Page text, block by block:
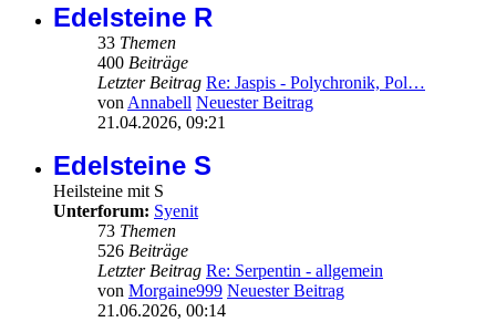
Edelsteine R
33 Themen
400 Beiträge
Letzter Beitrag Re: Jaspis - Polychronik, Pol…
vonAnnabell Neuester Beitrag
21.04.2026, 09:21
Edelsteine S
Heilsteine mit S
Unterforum: Syenit
73 Themen
526 Beiträge
Letzter Beitrag Re: Serpentin - allgemein
von Morgaine999 Neuester Beitrag
21.06.2026, 00:14